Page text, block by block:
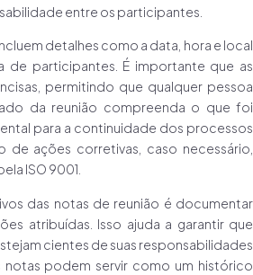
entre os participantes.
detalhes como a data, hora e local
de participantes. É importante que as
permitindo que qualquer pessoa
da reunião compreenda o que foi
para a continuidade dos processos
de ações corretivas, caso necessário,
ISO 9001.
das notas de reunião é documentar
atribuídas. Isso ajuda a garantir que
cientes de suas responsabilidades
notas podem servir como um histórico